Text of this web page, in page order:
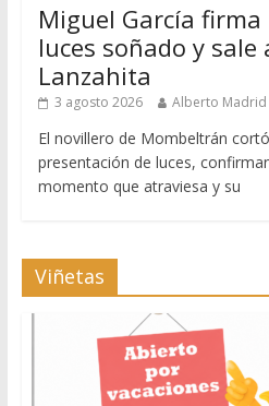
Miguel García
luces soñado y sale
Lanzahita
3 agosto 2026 Alberto Madrid
El novillero de Mombeltrán
presentación de luces,
momento que atraviesa y su
Viñetas